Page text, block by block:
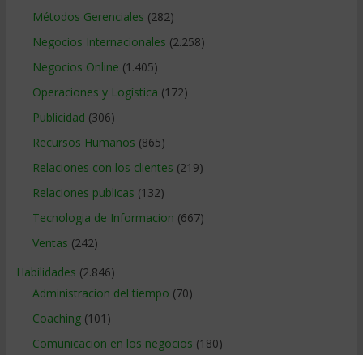
Métodos Gerenciales (282)
Negocios Internacionales (2.258)
Negocios Online (1.405)
Operaciones y Logística (172)
Publicidad (306)
Recursos Humanos (865)
Relaciones con los clientes (219)
Relaciones publicas (132)
Tecnologia de Informacion (667)
Ventas (242)
Habilidades (2.846)
Administracion del tiempo (70)
Coaching(101)
Comunicacion en los negocios (180)